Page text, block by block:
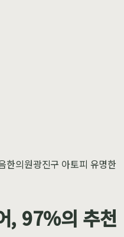
한의원광진구 아토피 유명한
, 97%의 추천